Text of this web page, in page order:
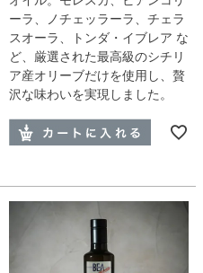
ーラ、ノチェッラーラ、チェラ
スオーラ、トンダ・イブレア な
ど、厳選された最高級のシチリ
ア産オリーブだけを使用し、贅
沢な味わいを実現しました。